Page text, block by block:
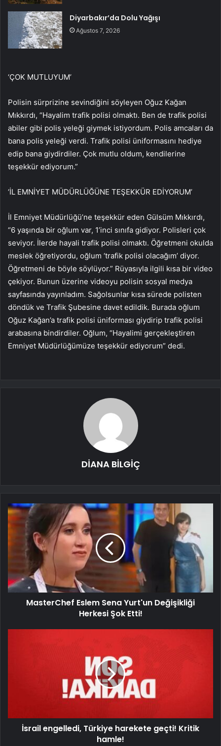
Diyarbakır’da Dolu Yağışı
Ağustos 7, 2026
‘ÇOK MUTLUYUM’
Polisin sürprizine sevindiğini söyleyen Oğuz Kağan
Mıkkırdı, “Hayalim trafik polisi olmaktı. Ben de trafik polisi
abiler gibi polis yeleği giymek istiyordum. Polis amcaları da
bana polis yeleği verdi. Trafik polisi üniformasını hediye
edip bana giydirdiler. Çok mutlu oldum, kendilerine
teşekkür ediyorum.”
‘İL EMNİYET MÜDÜRLÜĞÜNE TEŞEKKÜR EDİYORUM’
İl Emniyet Müdürlüğü’ne teşekkür eden Gülsüm Mıkkırdı,
“6 yaşında bir oğlum var, 1’inci sınıfa gidiyor. Polisleri çok
seviyor. İlerde hayali trafik polisi olmaktı. Öğretmeni okulda
meslek öğretiyordu, oğlum ‘trafik polisi olacağım’ diyor.
Öğretmeni de böyle söylüyor.” Rüyasıyla ilgili kısa bir video
çekiyor. Bunun üzerine videoyu polisin sosyal medya
sayfasında yayınladım. Sağolsunlar kısa sürede polisten
döndük ve Trafik Şubesine davet edildik. Burada oğlum
Oğuz Kağan’a trafik polisi üniforması giydirip trafik polisi
arabasına bindirdiler. Oğlum, “Hayalimi gerçekleştiren
Emniyet Müdürlüğümüze teşekkür ediyorum” dedi.
DİANA BİLGİÇ
MasterChef Eslem Sena Yurt'un Değişikliği
Herkesi Şok Etti!
İsrail engelledi, Türkiye harekete geçti! Kritik
hamle!